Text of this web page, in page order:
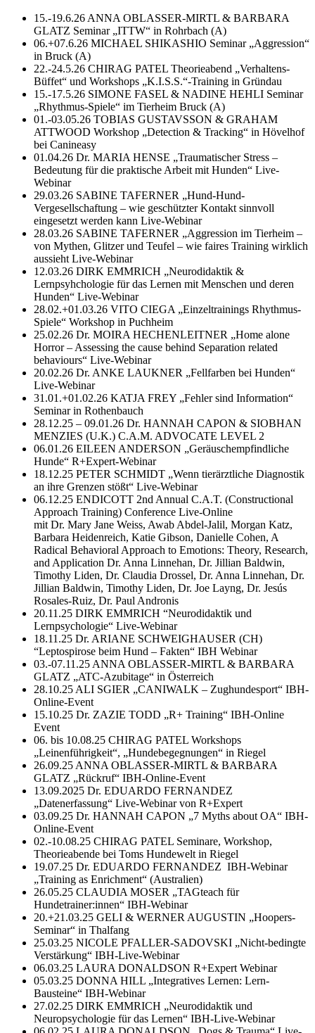
15.-19.6.26 ANNA OBLASSER-MIRTL & BARBARA
GLATZ Seminar „ITTW“ in Rohrbach (A)
06.+07.6.26 MICHAEL SHIKASHIO Seminar „Aggression“
in Bruck (A)
22.-24.5.26 CHIRAG PATEL Theorieabend „Verhaltens-
Büffet“ und Workshops „K.I.S.S.“-Training in Gründau
15.-17.5.26 SIMONE FASEL & NADINE HEHLI Seminar
„Rhythmus-Spiele“ im Tierheim Bruck (A)
01.-03.05.26 TOBIAS GUSTAVSSON & GRAHAM
ATTWOOD Workshop „Detection & Tracking“ in Hövelhof
bei Canineasy
01.04.26 Dr. MARIA HENSE „Traumatischer Stress –
Bedeutung für die praktische Arbeit mit Hunden“ Live-
Webinar
29.03.26 SABINE TAFERNER „Hund-Hund-
Vergesellschaftung – wie geschützter Kontakt sinnvoll
eingesetzt werden kann Live-Webinar
28.03.26 SABINE TAFERNER „Aggression im Tierheim –
von Mythen, Glitzer und Teufel – wie faires Training wirklich
aussieht Live-Webinar
12.03.26 DIRK EMMRICH „Neurodidaktik &
Lernpsyhchologie für das Lernen mit Menschen und deren
Hunden“ Live-Webinar
28.02.+01.03.26 VITO CIEGA „Einzeltrainings Rhythmus-
Spiele“ Workshop in Puchheim
25.02.26 Dr. MOIRA HECHENLEITNER „Home alone
Horror – Assessing the cause behind Separation related
behaviours“ Live-Webinar
20.02.26 Dr. ANKE LAUKNER „Fellfarben bei Hunden“
Live-Webinar
31.01.+01.02.26 KATJA FREY „Fehler sind Information“
Seminar in Rothenbauch
28.12.25 – 09.01.26 Dr. HANNAH CAPON & SIOBHAN
MENZIES (U.K.) C.A.M. ADVOCATE LEVEL 2
06.01.26 EILEEN ANDERSON „Geräuschempfindliche
Hunde“ R+Expert-Webinar
18.12.25 PETER SCHMIDT „Wenn tierärztliche Diagnostik
an ihre Grenzen stößt“ Live-Webinar
06.12.25 ENDICOTT 2nd Annual C.A.T. (Constructional
Approach Training) Conference Live-Online
mit Dr. Mary Jane Weiss, Awab Abdel-Jalil, Morgan Katz,
Barbara Heidenreich, Katie Gibson, Danielle Cohen, A
Radical Behavioral Approach to Emotions: Theory, Research,
and Application Dr. Anna Linnehan, Dr. Jillian Baldwin,
Timothy Liden, Dr. Claudia Drossel, Dr. Anna Linnehan, Dr.
Jillian Baldwin, Timothy Liden, Dr. Joe Layng, Dr. Jesús
Rosales-Ruiz, Dr. Paul Andronis
20.11.25 DIRK EMMRICH “Neurodidaktik und
Lernpsychologie“ Live-Webinar
18.11.25 Dr. ARIANE SCHWEIGHAUSER (CH)
“Leptospirose beim Hund – Fakten“ IBH Webinar
03.-07.11.25 ANNA OBLASSER-MIRTL & BARBARA
GLATZ „ATC-Azubitage“ in Österreich
28.10.25 ALI SGIER „CANIWALK – Zughundesport“ IBH-
Online-Event
15.10.25 Dr. ZAZIE TODD „R+ Training“ IBH-Online
Event
06. bis 10.08.25 CHIRAG PATEL Workshops
„Leinenführigkeit“, „Hundebegegnungen“ in Riegel
26.09.25 ANNA OBLASSER-MIRTL & BARBARA
GLATZ „Rückruf“ IBH-Online-Event
13.09.2025 Dr. EDUARDO FERNANDEZ
„Datenerfassung“ Live-Webinar von R+Expert
03.09.25 Dr. HANNAH CAPON „7 Myths about OA“ IBH-
Online-Event
02.-10.08.25 CHIRAG PATEL Seminare, Workshop,
Theorieabende bei Toms Hundewelt in Riegel
19.07.25 Dr. EDUARDO FERNANDEZ IBH-Webinar
„Training as Enrichment“ (Australien)
26.05.25 CLAUDIA MOSER „TAGteach für
Hundetrainer:innen“ IBH-Webinar
20.+21.03.25 GELI & WERNER AUGUSTIN „Hoopers-
Seminar“ in Thalfang
25.03.25 NICOLE PFALLER-SADOVSKI „Nicht-bedingte
Verstärkung“ IBH-Live-Webinar
06.03.25 LAURA DONALDSON R+Expert Webinar
05.03.25 DONNA HILL „Integratives Lernen: Lern-
Bausteine“ IBH-Webinar
27.02.25 DIRK EMMRICH „Neurodidaktik und
Neuropsychologie für das Lernen“ IBH-Live-Webinar